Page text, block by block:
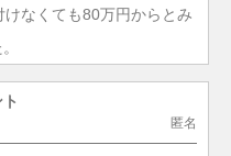
なくても80万円からとみ
匿名